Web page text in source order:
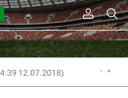
12.07.2018)